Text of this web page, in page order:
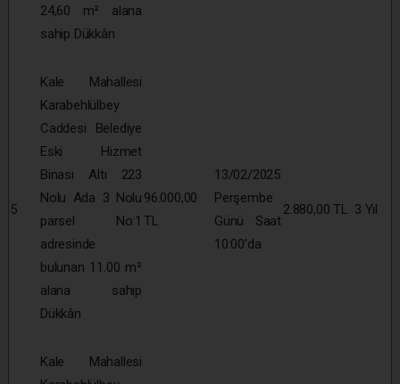
24,60 m² alana
sahip Dükkân
5
Kale Mahallesi
Karabehlülbey
Caddesi Belediye
Eski Hizmet
Binası Altı 223
Nolu Ada 3 Nolu
parsel No:1
adresinde
bulunan 11.00 m²
alana sahip
Dükkân
96.000,00
TL
13/02/2025
Perşembe
Günü Saat
10:00’da
2.880,00 TL 3 Yıl
Kale Mahallesi